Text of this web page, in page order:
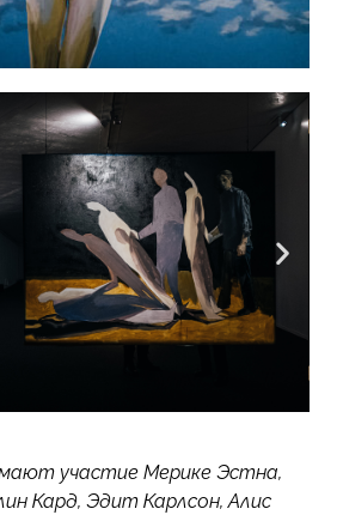
участие Мерике Эстна,
Кард, Эдит Карлсон, Алис